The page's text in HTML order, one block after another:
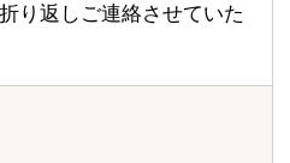
り返しご連絡させていた